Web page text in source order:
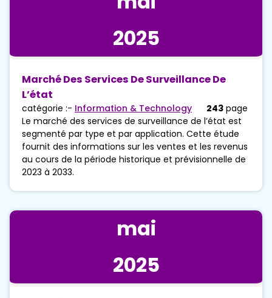
2025
Marché Des Services De Surveillance De
L’état
catégorie :- Information & Technology 243 page
Le marché des services de surveillance de l’état est
segmenté par type et par application. Cette étude
fournit des informations sur les ventes et les revenus
au cours de la période historique et prévisionnelle de
2023 à 2033.
mai
2025